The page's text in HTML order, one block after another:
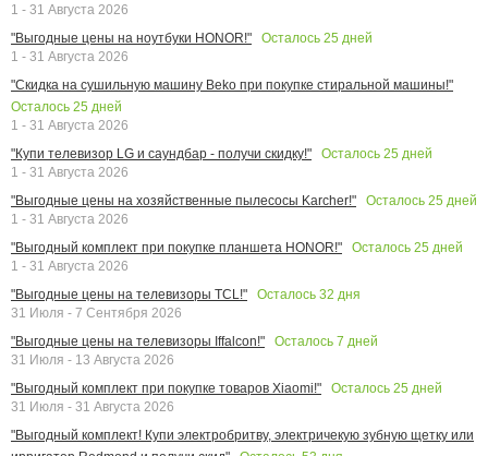
1 - 31 Августа 2026
"Выгодные цены на ноутбуки HONOR!"
Осталось 25 дней
1 - 31 Августа 2026
"Скидка на сушильную машину Beko при покупке стиральной машины!"
Осталось 25 дней
1 - 31 Августа 2026
"Купи телевизор LG и саундбар - получи скидку!"
Осталось 25 дней
1 - 31 Августа 2026
"Выгодные цены на хозяйственные пылесосы Karcher!"
Осталось 25 дней
1 - 31 Августа 2026
"Выгодный комплект при покупке планшета HONOR!"
Осталось 25 дней
1 - 31 Августа 2026
"Выгодные цены на телевизоры TCL!"
Осталось 32 дня
31 Июля - 7 Сентября 2026
"Выгодные цены на телевизоры Iffalcon!"
Осталось 7 дней
31 Июля - 13 Августа 2026
"Выгодный комплект при покупке товаров Xiaomi!"
Осталось 25 дней
31 Июля - 31 Августа 2026
"Выгодный комплект! Купи электробритву, электричекую зубную щетку или